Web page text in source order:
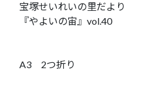
宝塚せいれいの里だより
『やよいの宙』vol.40
A3 2つ折り